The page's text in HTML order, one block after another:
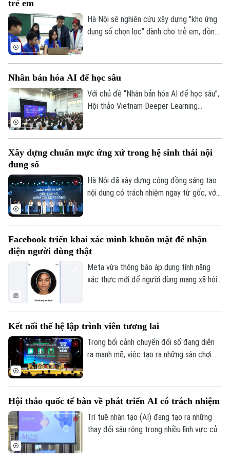
Theo dõi Hà Nội On
trẻ em
Hà Nội sẽ nghiên cứu xây dựng "kho ứng
dụng số chọn lọc" dành cho trẻ em, đồng
Nhân bản hóa AI để học sâu
Với chủ đề “Nhân bản hóa AI để học sâu”,
Hội thảo Vietnam Deeper Learning
người học làm trung tâm.
Xây dựng chuẩn mực ứng xử trong hệ sinh thái nội
dung số
Hà Nội đã xây dựng cộng đồng sáng tạo
nội dung có trách nhiệm ngay từ gốc, với
Facebook triển khai xác minh khuôn mặt để nhận
diện người dùng thật
Meta vừa thông báo áp dụng tính năng
xác thực mới để người dùng mạng xã hội
Kết nối thế hệ lập trình viên tương lai
Trong bối cảnh chuyển đổi số đang diễn
ra mạnh mẽ, việc tạo ra những sân chơi
Master – Đấu trường Lập trình 2026" đã
được tổ chức tại Học viện Bưu chính viễn
thông, thu hút đông đảo học sinh, sinh
Hội thảo quốc tế bàn về phát triển AI có trách nhiệm
Trí tuệ nhân tạo (AI) đang tạo ra những
thay đổi sâu rộng trong nhiều lĩnh vực của